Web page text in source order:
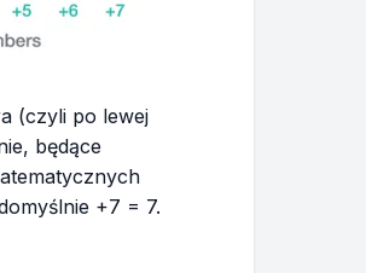
(czyli po lewej
będące
+7 = 7.